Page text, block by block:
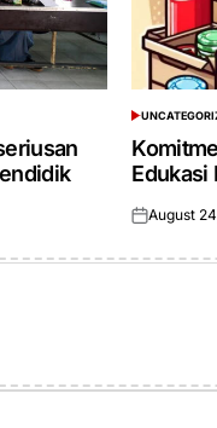
POSTED
IN
Edukasi
Posted
August